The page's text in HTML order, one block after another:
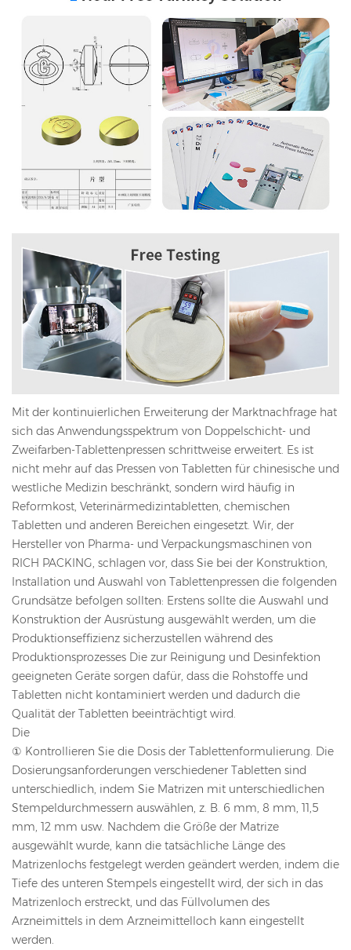
Mit der kontinuierlichen Erweiterung der Marktnachfrage hat
sich das Anwendungsspektrum von Doppelschicht- und
Zweifarben-Tablettenpressen schrittweise erweitert. Es ist
nicht mehr auf das Pressen von Tabletten für chinesische und
westliche Medizin beschränkt, sondern wird häufig in
Reformkost, Veterinärmedizintabletten, chemischen
Tabletten und anderen Bereichen eingesetzt. Wir, der
Hersteller von Pharma- und Verpackungsmaschinen von
RICH PACKING, schlagen vor, dass Sie bei der Konstruktion,
Installation und Auswahl von Tablettenpressen die folgenden
Grundsätze befolgen sollten: Erstens sollte die Auswahl und
Konstruktion der Ausrüstung ausgewählt werden, um die
Produktionseffizienz sicherzustellen während des
Produktionsprozesses Die zur Reinigung und Desinfektion
geeigneten Geräte sorgen dafür, dass die Rohstoffe und
Tabletten nicht kontaminiert werden und dadurch die
Qualität der Tabletten beeinträchtigt wird.
Die
① Kontrollieren Sie die Dosis der Tablettenformulierung. Die
Dosierungsanforderungen verschiedener Tabletten sind
unterschiedlich, indem Sie Matrizen mit unterschiedlichen
Stempeldurchmessern auswählen, z. B. 6 mm, 8 mm, 11,5
mm, 12 mm usw. Nachdem die Größe der Matrize
ausgewählt wurde, kann die tatsächliche Länge des
Matrizenlochs festgelegt werden geändert werden, indem die
Tiefe des unteren Stempels eingestellt wird, der sich in das
Matrizenloch erstreckt, und das Füllvolumen des
Arzneimittels in dem Arzneimittelloch kann eingestellt
werden.